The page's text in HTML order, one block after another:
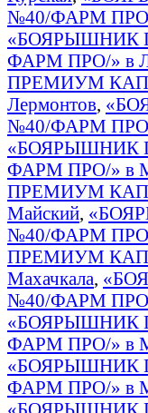
№40/ФАРМ ПРО/
«БОЯРЫШНИК
ФАРМ ПРО/» в
ПРЕМИУМ
Лермонтов,
№40/ФАРМ ПРО/
«БОЯРЫШНИК
ФАРМ ПРО/» в
ПРЕМИУМ
Майский,
№40/ФАРМ ПРО/
ПРЕМИУМ
Махачкала,
№40/ФАРМ ПРО/
«БОЯРЫШНИК
ФАРМ ПРО/» в
«БОЯРЫШНИК
ФАРМ ПРО/» в
«БОЯРЫШНИК